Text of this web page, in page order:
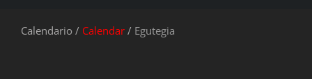
Calendario / Calendar / Egutegia